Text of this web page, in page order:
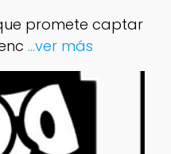
promete captar
...ver más